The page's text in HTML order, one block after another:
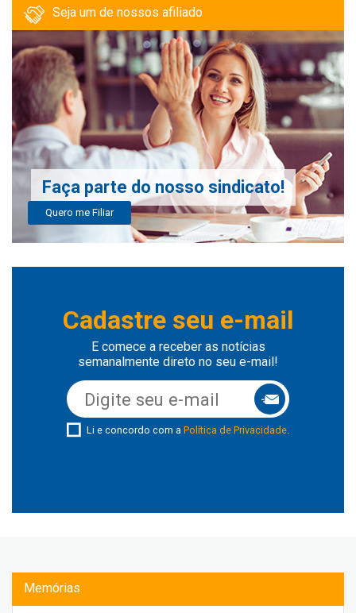
Seja um de nossos afiliado
Faça parte do nosso sindicato!
Quero me Filiar
Cadastre seu e-mail
E comece a receber as notícias
semanalmente direto no seu e-mail!
Li e concordo com a Política de Privacidade.
Memórias